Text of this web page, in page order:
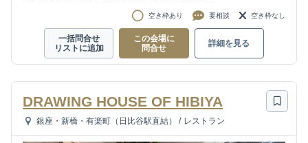
空き枠あり 要相談 空き枠なし
一括問合せ
リストに追加
この会場に
問合せ
詳細を見る
DRAWING HOUSE OF HIBIYA
銀座・新橋・有楽町（日比谷駅直結） / レストラン